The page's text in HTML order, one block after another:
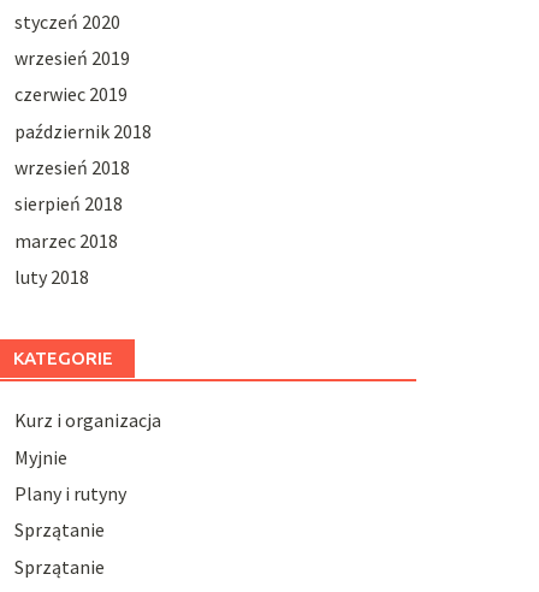
styczeń 2020
wrzesień 2019
czerwiec 2019
październik 2018
wrzesień 2018
sierpień 2018
marzec 2018
luty 2018
KATEGORIE
Kurz i organizacja
Myjnie
Plany i rutyny
Sprzątanie
Sprzątanie